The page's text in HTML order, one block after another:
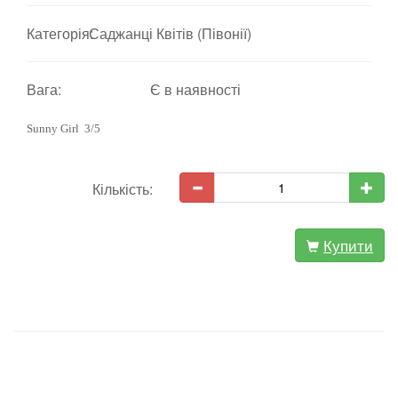
Категорія:Саджанці Квітів (Півонії)
Вага: Є в наявності
Sunny Girl 3/5
Кількість:
Купити